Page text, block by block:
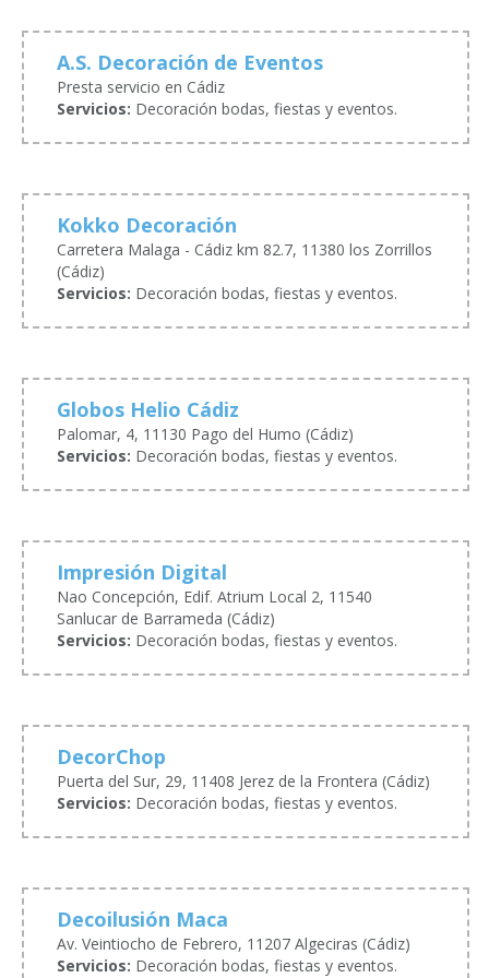
A.S. Decoración de Eventos
Presta servicio en Cádiz
Servicios: Decoración bodas, fiestas y eventos.
Kokko Decoración
Carretera Malaga - Cádiz km 82.7, 11380 los Zorrillos
(Cádiz)
Servicios: Decoración bodas, fiestas y eventos.
Globos Helio Cádiz
Palomar, 4, 11130 Pago del Humo (Cádiz)
Servicios: Decoración bodas, fiestas y eventos.
Impresión Digital
Nao Concepción, Edif. Atrium Local 2, 11540
Sanlucar de Barrameda (Cádiz)
Servicios: Decoración bodas, fiestas y eventos.
DecorChop
Puerta del Sur, 29, 11408 Jerez de la Frontera (Cádiz)
Servicios: Decoración bodas, fiestas y eventos.
Decoilusión Maca
Av. Veintiocho de Febrero, 11207 Algeciras (Cádiz)
Servicios: Decoración bodas, fiestas y eventos.